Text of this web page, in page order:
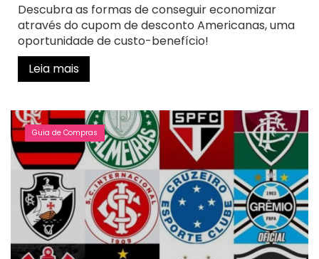
Descubra as formas de conseguir economizar
através do cupom de desconto Americanas, uma
oportunidade de custo-benefício!
Leia mais
Guia de Compras